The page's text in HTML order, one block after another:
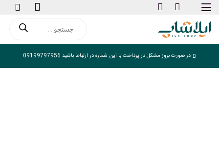
search
در صورت بروز مشکل در پرداخت با این شماره در ارتباط باشید 09199797956